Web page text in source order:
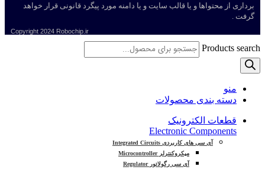
برداری از محتواها و یا قالب سایت و یا دامنه مورد پیگرد قانونی قرار خواهد
گرفت .
Copyright 2024 Robochip.ir
Products search
منو
دسته بندی محصولات
قطعات الکترونیک
Electronic Components
آی سی های کاربردی Integrated Circuits
میکروکنترلر Microcontroller
آی سی رگولاتور Regulator